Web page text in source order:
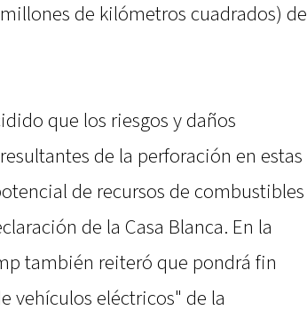
de kilómetros cuadrados) de
que los riesgos y daños
de la perforación en estas
de recursos de combustibles
de la Casa Blanca. En la
también reiteró que pondrá fin
vehículos eléctricos" de la